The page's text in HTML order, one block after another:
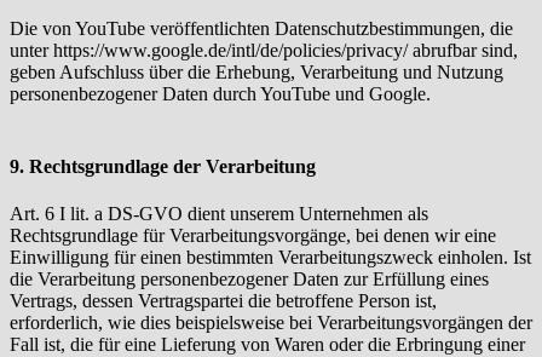
Die von YouTube veröffentlichten Datenschutzbestimmungen, die
unter https://www.google.de/intl/de/policies/privacy/ abrufbar sind,
geben Aufschluss über die Erhebung, Verarbeitung und Nutzung
personenbezogener Daten durch YouTube und Google.
9. Rechtsgrundlage der Verarbeitung
Art. 6 I lit. a DS-GVO dient unserem Unternehmen als
Rechtsgrundlage für Verarbeitungsvorgänge, bei denen wir eine
Einwilligung für einen bestimmten Verarbeitungszweck einholen. Ist
die Verarbeitung personenbezogener Daten zur Erfüllung eines
Vertrags, dessen Vertragspartei die betroffene Person ist,
erforderlich, wie dies beispielsweise bei Verarbeitungsvorgängen der
Fall ist, die für eine Lieferung von Waren oder die Erbringung einer